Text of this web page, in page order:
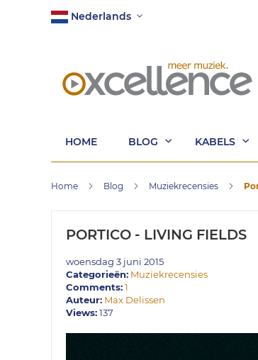
naarNederlands
HOME BLOG KABELS
Home Blog Muziekrecensies
PORTICO - LIVING FIELDS
woensdag 3 juni 2015
Categorieën: Muziekrecensies
Comments:1
Auteur: Max Delissen
Views:137